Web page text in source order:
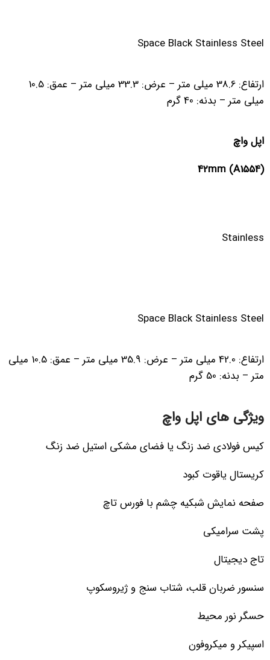
Space Black Stainless Steel
ارتفاع: 38.6 میلی متر – عرض: 33.3 میلی متر – عمق: 10.5
میلی متر – بدنه: 40 گرم
اپل واچ
42mm (A1554)
Stainless
Space Black Stainless Steel
ارتفاع: 42.0 میلی متر – عرض: 35.9 میلی متر – عمق: 10.5 میلی
متر – بدنه: 50 گرم
ویژگی های اپل واچ
کیس فولادی ضد زنگ یا فضای مشکی استیل ضد زنگ
کریستال یاقوت کبود
صفحه نمایش شبکیه چشم با فورس تاچ
پشت سرامیکی
تاج دیجیتال
سنسور ضربان قلب، شتاب سنج و ژیروسکوپ
حسگر نور محیط
اسپیکر و میکروفون